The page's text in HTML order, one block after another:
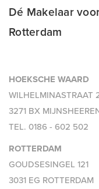
Dé Makelaar
Rotterdam
HOEKSCHE WAARD
WILHELMINASTRAAT
3271 BX
TEL. 0186 - 602 502
ROTTERDAM
GOUDSESINGEL 121
3031 EG ROTTERDAM